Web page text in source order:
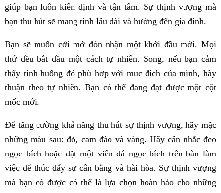
giúp bạn luôn kiên định và tận tâm. Sự thịnh vượng mà
bạn thu hút sẽ mang tính lâu dài và hướng đến gia đình.
Bạn sẽ muốn cởi mở đón nhận một khởi đầu mới. Mọi
thứ đều bắt đầu một cách tự nhiên. Song, nếu bạn cảm
thấy tình huống đó phù hợp với mục đích của mình, hãy
thuận theo tự nhiên. Bạn có thể đang đạt được một cột
mốc mới.
Để tăng cường khả năng thu hút sự thịnh vượng, hãy mặc
những màu sau: đỏ, cam đào và vàng. Hãy cân nhắc đeo
ngọc bích hoặc đặt một viên đá ngọc bích trên bàn làm
việc để thúc đẩy sự cân bằng và hài hòa. Sự thịnh vượng
mà bạn có được có thể là lựa chọn hoàn hảo cho những